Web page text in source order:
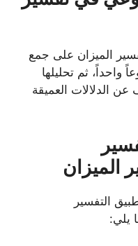
الميزان على جمع
واحداً، ثم تحليلها
الدلالات العميقة
الميزان
التفسير
يلي: